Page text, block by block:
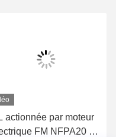
actionnée par moteur
FM NFPA20 de